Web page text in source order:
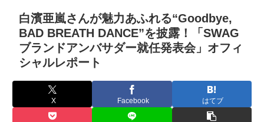
白濱亜嵐さんが魅力あふれる“Goodbye,
BAD BREATH DANCE”を披露！「SWAG
ブランドアンバサダー就任発表会」オフィ
シャルレポート
X Facebook はてブ